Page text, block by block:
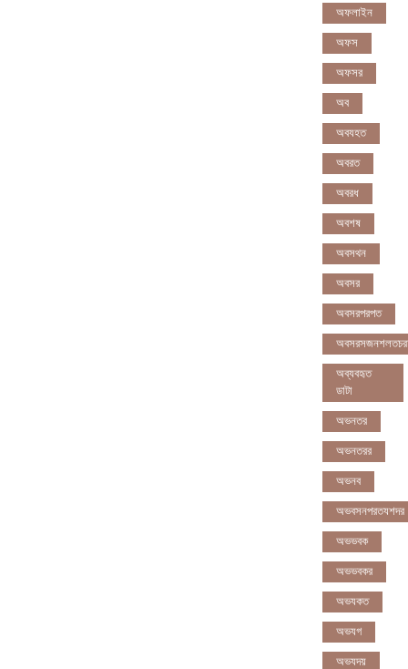
অফলাইন
অফস
অফসর
অব
অবযহত
অবরত
অবরধ
অবশষ
অবসথন
অবসর
অবসরপরপত
অব্যবহৃত
ডাটা
অভনতর
অভনতরর
অভনব
অভবসনপরতযশদর
অভভবক
অভভবকর
অভযকত
অভযগ
অভযদয়